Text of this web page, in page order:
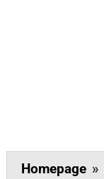
Homepage »